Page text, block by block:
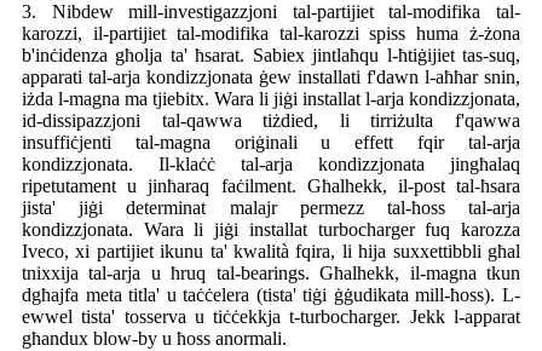
3. Nibdew mill-investigazzjoni tal-partijiet tal-modifika tal-
karozzi, il-partijiet tal-modifika tal-karozzi spiss huma ż-żona
b'inċidenza għolja ta' ħsarat. Sabiex jintlaħqu l-ħtiġijiet tas-suq,
apparati tal-arja kondizzjonata ġew installati f'dawn l-aħħar snin,
iżda l-magna ma tjiebitx. Wara li jiġi installat l-arja kondizzjonata,
id-dissipazzjoni tal-qawwa tiżdied, li tirriżulta f'qawwa
insuffiċjenti tal-magna oriġinali u effett fqir tal-arja
kondizzjonata. Il-klaċċ tal-arja kondizzjonata jingħalaq
ripetutament u jinħaraq faċilment. Għalhekk, il-post tal-ħsara
jista' jiġi determinat malajr permezz tal-ħoss tal-arja
kondizzjonata. Wara li jiġi installat turbocharger fuq karozza
Iveco, xi partijiet ikunu ta' kwalità fqira, li hija suxxettibbli għal
tnixxija tal-arja u ħruq tal-bearings. Għalhekk, il-magna tkun
dgħajfa meta titla' u taċċelera (tista' tiġi ġġudikata mill-ħoss). L-
ewwel tista' tosserva u tiċċekkja t-turbocharger. Jekk l-apparat
għandux blow-by u ħoss anormali.